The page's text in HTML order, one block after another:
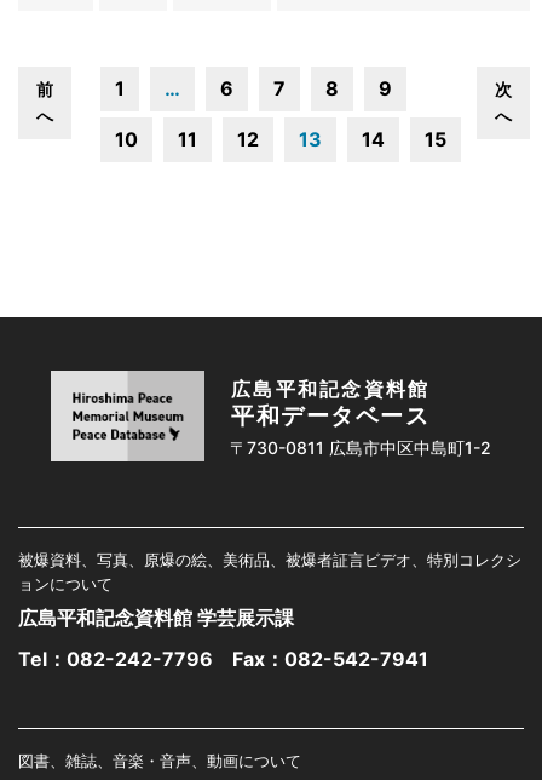
前
へ
1 … 6 7 8 9
10 11 12 13 14 15
次
へ
広島平和記念資料館
平和データベース
〒730-0811 広島市中区中島町1-2
被爆資料、写真、原爆の絵、美術品、被爆者証言ビデオ、特別コレクシ
ョンについて
広島平和記念資料館 学芸展示課
Tel： 082-242-7796 Fax：082-542-7941
図書、雑誌、音楽・音声、動画について